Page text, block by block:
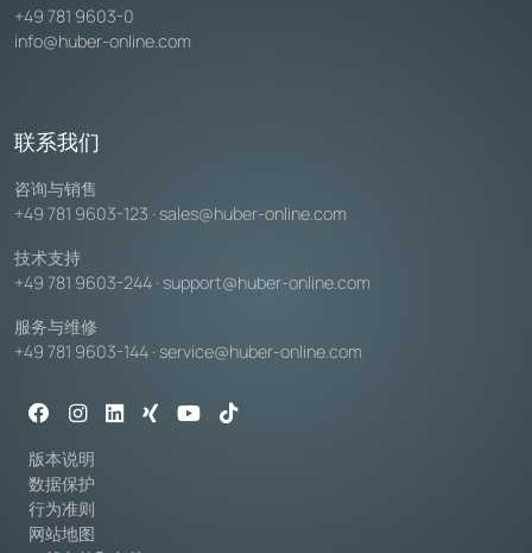
+49 781 9603-0
info@huber-online.com
联系我们
咨询与销售
+49 781 9603-123 · sales@huber-online.com
技术支持
+49 781 9603-244 · support@huber-online.com
服务与维修
+49 781 9603-144 · service@huber-online.com
版本说明
数据保护
行为准则
网站地图